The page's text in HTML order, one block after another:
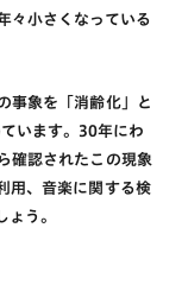
々小さくなっている
事象を「消齢化」と
います。30年にわ
確認されたこの現象
用、音楽に関する検
ょう。